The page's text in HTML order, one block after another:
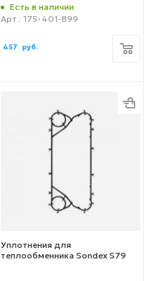
Есть в наличии
Арт.: 175-401-899
457 руб.
Уплотнения для
теплообменника Sondex S79